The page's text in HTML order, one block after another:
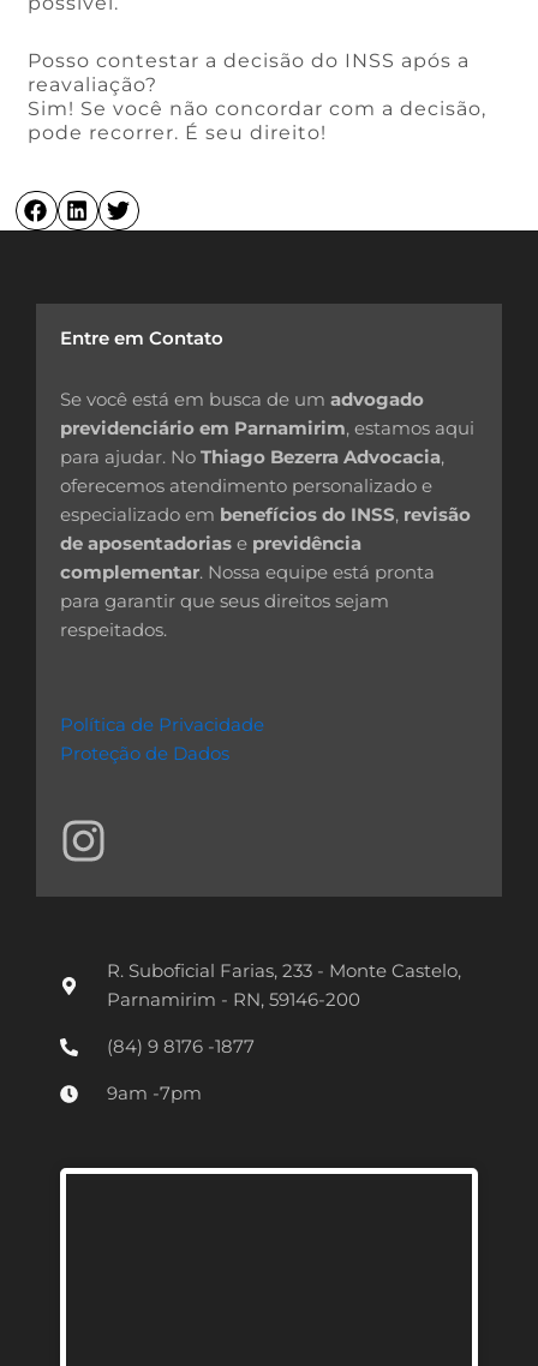
Posso contestar a decisão do INSS após a
reavaliação?
Sim! Se você não concordar com a decisão,
pode recorrer. É seu direito!
Entre em Contato
Se você está em busca de um advogado
previdenciário em Parnamirim, estamos aqui
para ajudar. No Thiago Bezerra Advocacia,
oferecemos atendimento personalizado e
especializado em benefícios do INSS, revisão
de aposentadorias e previdência
complementar. Nossa equipe está pronta
para garantir que seus direitos sejam
respeitados.
Política de Privacidade
Proteção de Dados
I
n
s
g
R. Suboficial Farias, 233 - Monte Castelo,
Parnamirim - RN, 59146-200
(84) 9 8176 -1877
9am -7pm